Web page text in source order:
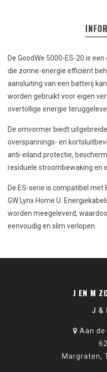
De GoodWe 5000-ES-20 is
die zonne-energie efficiënt
aansluiting van een batterij
worden gebruikt voor eigen
overtollige energie
De omvormer biedt
overspannings- en
anti-eiland protectie,
residuele stroombewaking en
De ES-serie is compatibel met
GW Lynx Home U.
worden meegeleverd,
eenvoudig en slim verlopen.
J EN M
J &
Aan de
Margraten,